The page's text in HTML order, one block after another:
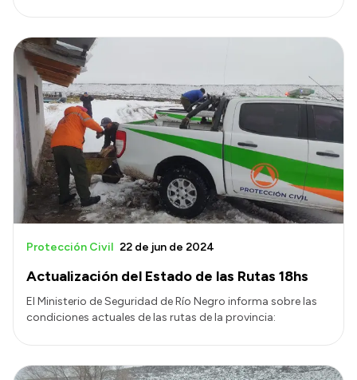
Actualización del Estado de las Rutas 18hs
Protección Civil 22 de jun de 2024
El Ministerio de Seguridad de Río Negro informa sobre las
condiciones actuales de las rutas de la provincia: